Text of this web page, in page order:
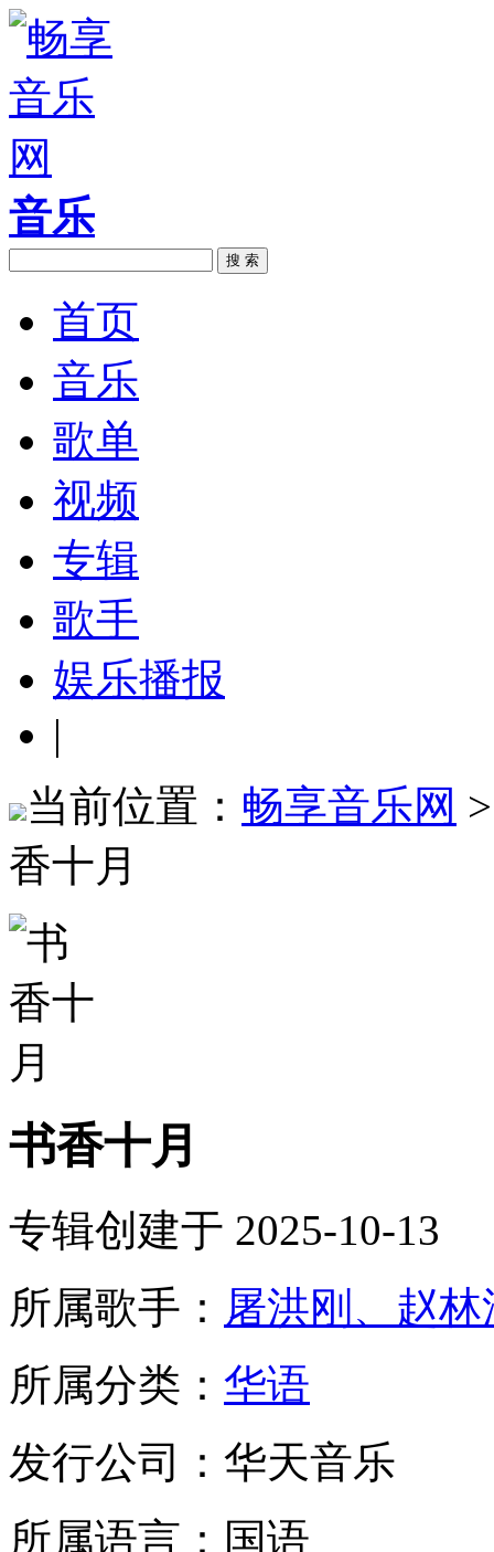
音乐
搜 索
首页
音乐
歌单
视频
专辑
歌手
娱乐播报
|
当前位置： 畅享音乐网
香十月
书香十月
专辑创建于 2025-10-13
所属歌手： 屠洪刚、赵林
所属分类： 华语
发行公司：华天音乐
所属语言：国语